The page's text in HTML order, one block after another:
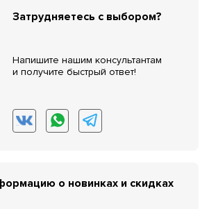
Затрудняетесь с выбором?
Напишите нашим консультантам
и получите быстрый ответ!
о новинках и скидках